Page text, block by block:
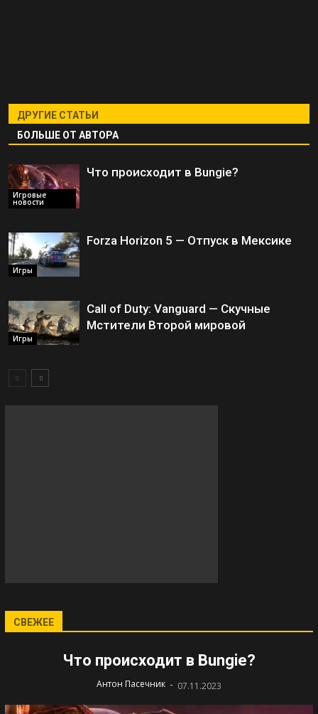
ДРУГИЕ СТАТЬИ
БОЛЬШЕ ОТ АВТОРА
Игровые
новости
Что происходит в Bungie?
Игры
Forza Horizon 5 — Отпуск в Мексике
Игры
Call of Duty: Vanguard — Скучные
Мстители Второй мировой
СВЕЖЕЕ
Что происходит в Bungie?
Антон Пасечник - 07.11.2023